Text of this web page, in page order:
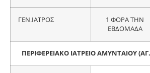
ΓΕΝ.ΙΑΤΡΟΣ
1 ΦΟΡΑ ΤΗΝ
ΕΒΔΟΜΑΔΑ
ΠΕΡΙΦΕΡΕΙΑΚΟ ΙΑΤΡΕΙΟ ΑΜΥΝΤΑΙΟΥ